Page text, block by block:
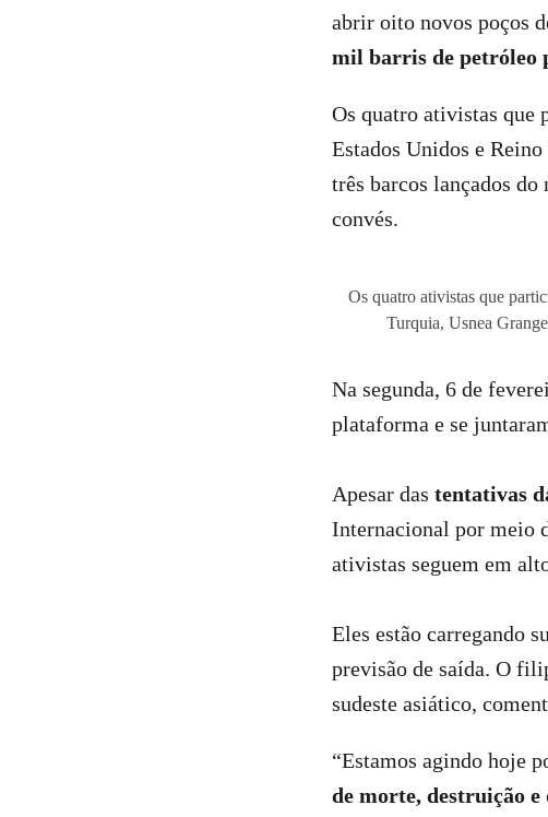
abrir oito novos poços
mil barris de petróleo
Os quatro ativistas que
Estados Unidos e
três barcos lançados
convés.
Os quatro ativistas que
Turquia, Usnea
Na segunda, 6 de
plataforma e se
Apesar das tentativas
Internacional por meio
ativistas seguem em
Eles estão carregando
previsão de saída. O
sudeste asiático,
“Estamos agindo hoje
de morte, destruição e